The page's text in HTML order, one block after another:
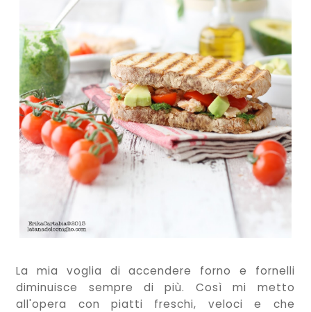
La mia voglia di accendere forno e fornelli
diminuisce sempre di più. Così mi metto
all'opera con piatti freschi, veloci e che